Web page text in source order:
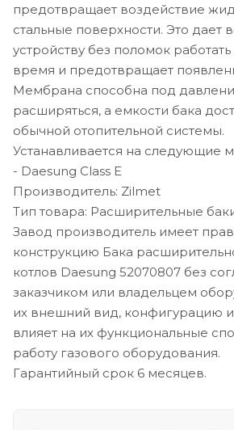
предотвращает воздействие
стальные поверхности. Это дает
устройству без поломок
время и предотвращает
Мембрана способна под
расширяться, а емкости бака
обычной отопительной системы.
Устанавливается на следующие
- Daesung Class E
Производитель: Zilmet
Тип товара: Расширительные
Завод производитель имеет
конструкцию Бака
котлов Daesung 52070807 без
заказчиком или владельцем
их внешний вид, конфигурацию и
влияет на их функциональные
работу газового оборудования.
Гарантийный срок 6 месяцев.